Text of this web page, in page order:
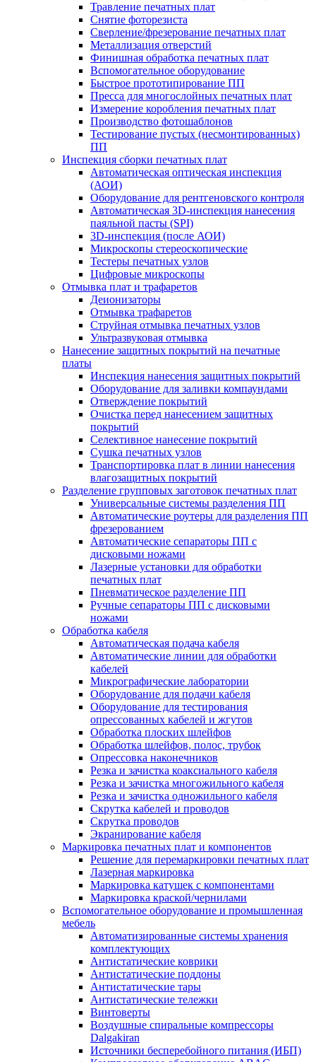
Травление печатных плат
Снятие фоторезиста
Сверление/фрезерование печатных плат
Металлизация отверстий
Финишная обработка печатных плат
Вспомогательное оборудование
Быстрое прототипирование ПП
Пресса для многослойных печатных плат
Измерение коробления печатных плат
Производство фотошаблонов
Тестирование пустых (несмонтированных)
ПП
Инспекция сборки печатных плат
Автоматическая оптическая инспекция
(АОИ)
Оборудование для рентгеновского контроля
Автоматическая 3D-инспекция нанесения
паяльной пасты (SPI)
3D-инспекция (после АОИ)
Микроскопы стереоскопические
Тестеры печатных узлов
Цифровые микроскопы
Отмывка плат и трафаретов
Деионизаторы
Отмывка трафаретов
Струйная отмывка печатных узлов
Ультразвуковая отмывка
Нанесение защитных покрытий на печатные
платы
Инспекция нанесения защитных покрытий
Оборудование для заливки компаундами
Отверждение покрытий
Очистка перед нанесением защитных
покрытий
Селективное нанесение покрытий
Сушка печатных узлов
Транспортировка плат в линии нанесения
влагозащитных покрытий
Разделение групповых заготовок печатных плат
Универсальные системы разделения ПП
Автоматические роутеры для разделения ПП
фрезерованием
Автоматические сепараторы ПП с
дисковыми ножами
Лазерные установки для обработки
печатных плат
Пневматическое разделение ПП
Ручные сепараторы ПП с дисковыми
ножами
Обработка кабеля
Автоматическая подача кабеля
Автоматические линии для обработки
кабелей
Микрографические лаборатории
Оборудование для подачи кабеля
Оборудование для тестирования
опрессованных кабелей и жгутов
Обработка плоских шлейфов
Обработка шлейфов, полос, трубок
Опрессовка наконечников
Резка и зачистка коаксиального кабеля
Резка и зачистка многожильного кабеля
Резка и зачистка одножильного кабеля
Скрутка кабелей и проводов
Скрутка проводов
Экранирование кабеля
Маркировка печатных плат и компонентов
Решение для перемаркировки печатных плат
Лазерная маркировка
Маркировка катушек с компонентами
Маркировка краской/чернилами
Вспомогательное оборудование и промышленная
мебель
Автоматизированные системы хранения
комплектующих
Антистатические коврики
Антистатические поддоны
Антистатические тары
Антистатические тележки
Винтоверты
Воздушные спиральные компрессоры
Dalgakiran
Источники бесперебойного питания (ИБП)